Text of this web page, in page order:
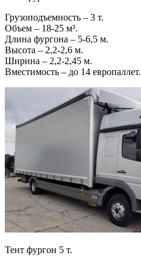
Грузоподъемность – 3 т.
Объем – 18-25 м³.
Длина фургона – 5-6,5 м.
Высота – 2,2-2,6 м.
Ширина – 2,2-2,45 м.
Вместимость – до 14 европаллет.
Тент фургон 5 т.